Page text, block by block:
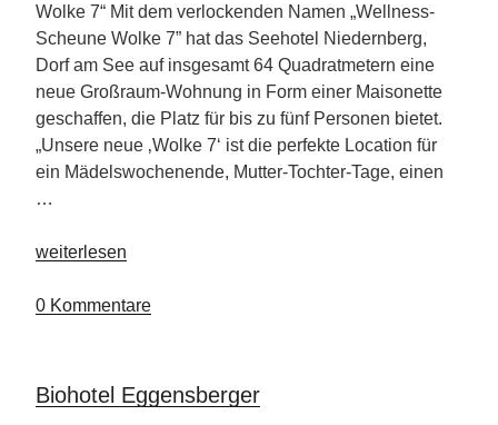
Wolke 7“ Mit dem verlockenden Namen „Wellness-
Scheune Wolke 7” hat das Seehotel Niedernberg,
Dorf am See auf insgesamt 64 Quadratmetern eine
neue Großraum-Wohnung in Form einer Maisonette
geschaffen, die Platz für bis zu fünf Personen bietet.
„Unsere neue ‚Wolke 7‘ ist die perfekte Location für
ein Mädelswochenende, Mutter-Tochter-Tage, einen
…
„Wellness-
Wolke
weiterlesen
0 Kommentare
Biohotel Eggensberger